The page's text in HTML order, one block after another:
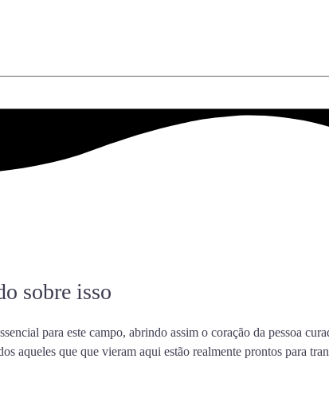
sobre isso
para este campo, abrindo assim o coração da pessoa
aqueles que que vieram aqui estão realmente prontos para